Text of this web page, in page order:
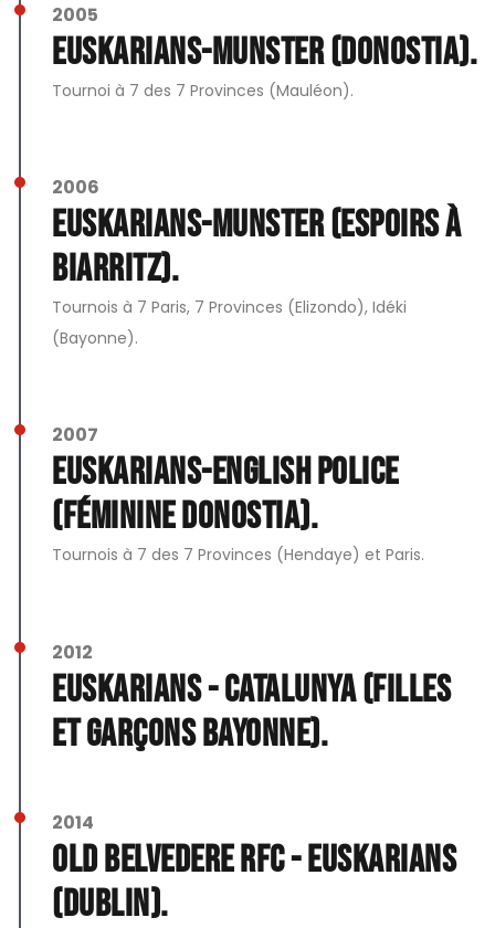
2005
Euskarians-Munster (Donostia).
Tournoi à 7 des 7 Provinces (Mauléon).
2006
Euskarians-Munster (Espoirs à
Biarritz).
Tournois à 7 Paris, 7 Provinces (Elizondo), Idéki
(Bayonne).
2007
Euskarians-English Police
(Féminine Donostia).
Tournois à 7 des 7 Provinces (Hendaye) et Paris.
2012
Euskarians - Catalunya (filles
et garçons Bayonne).
2014
Old Belvedere RFC - Euskarians
(Dublin).